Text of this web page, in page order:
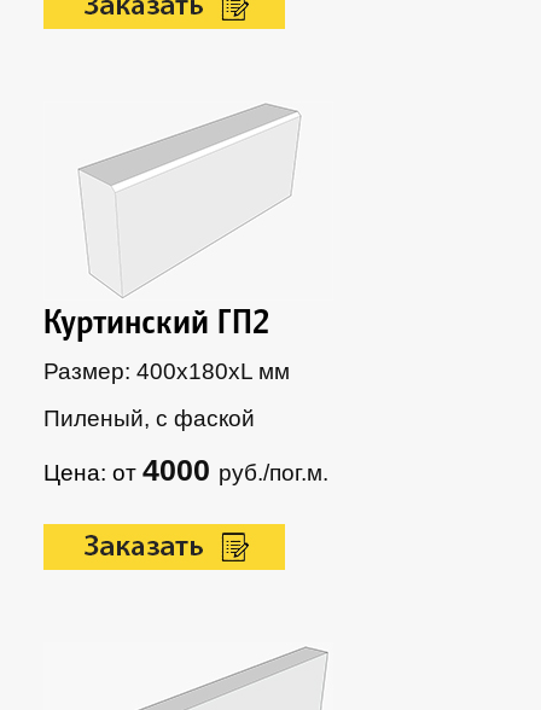
Куртинский ГП2
Размер: 400х180xL мм
Пиленый, с фаской
Цена: от4000 руб./пог.м.